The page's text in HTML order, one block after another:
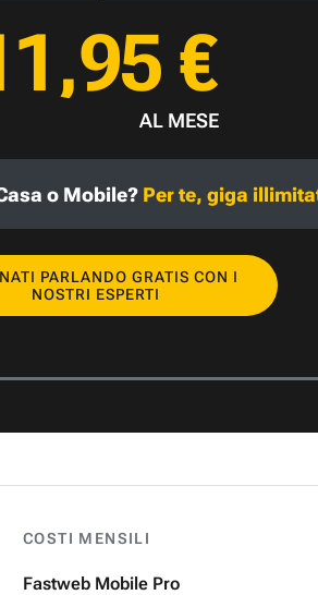
€
AL MESE
o Mobile? Per te, giga
PARLANDO GRATIS CON I
NOSTRI ESPERTI
COSTI MENSILI
Fastweb Mobile Pro